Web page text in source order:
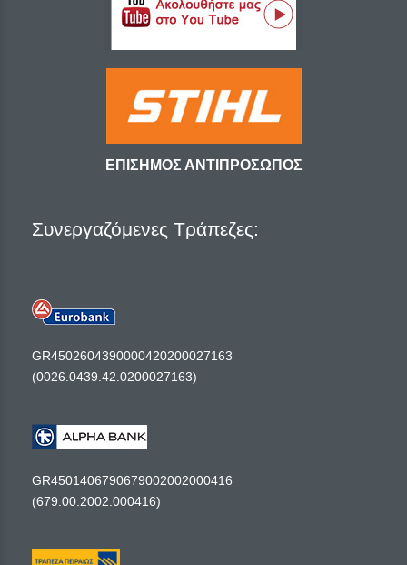
ΕΠΙΣΗΜΟΣ ΑΝΤΙΠΡΟΣΩΠΟΣ
Συνεργαζόμενες Τράπεζες:
GR4502604390000420200027163
(0026.0439.42.0200027163)
GR4501406790679002002000416
(679.00.2002.000416)